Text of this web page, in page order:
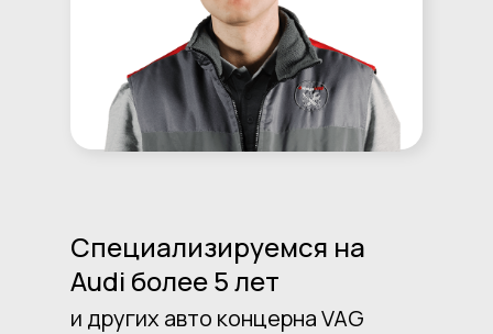
и других авто концерна VAG
Специализируемся на
Audi более 5 лет